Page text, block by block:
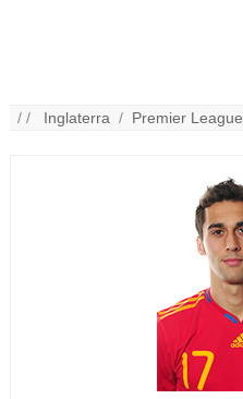
/ / Inglaterra / Premier League